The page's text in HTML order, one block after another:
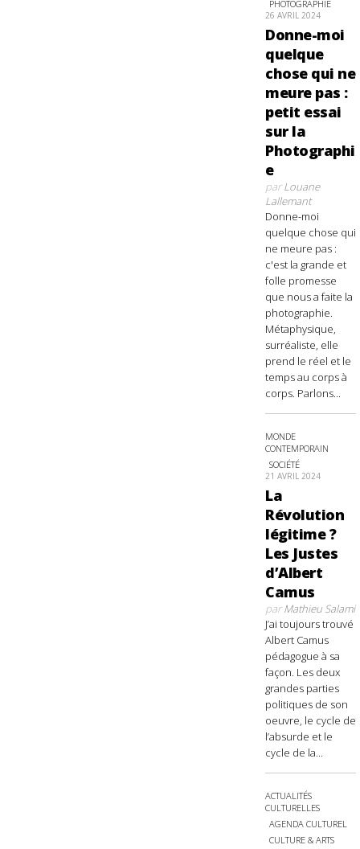
PHOTOGRAPHIE
26 AVRIL 2024
Donne-moi
quelque
chose qui ne
meure pas :
petit essai
sur la
Photographi
e
parLouane
Lallemant
Donne-moi
quelque chose qui
ne meure pas :
c'est la grande et
folle promesse
que nous a faite la
photographie.
Métaphysique,
surréaliste, elle
prend le réel et le
temps au corps à
corps. Parlons...
MONDE
CONTEMPORAIN
SOCIÉTÉ
21 AVRIL 2024
La
Révolution
légitime ?
Les Justes
d’Albert
Camus
parMathieu Salami
J’ai toujours trouvé
Albert Camus
pédagogue à sa
façon. Les deux
grandes parties
politiques de son
oeuvre, le cycle de
l’absurde et le
cycle de la...
ACTUALITÉS
CULTURELLES
AGENDA CULTUREL
CULTURE & ARTS